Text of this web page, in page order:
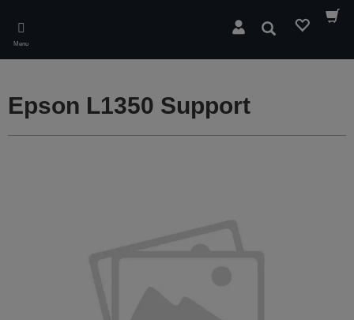
main
content
Menu
Søg
Epson L1350 Support